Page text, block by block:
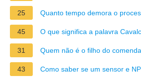
25 Quanto tempo demora o
45 O que significa a palavra
31 Quem não é o filho do
43 Como saber se um sensor e